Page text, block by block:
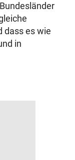
dass es wie
in